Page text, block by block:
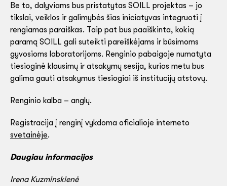
Be to, dalyviams bus pristatytas SOILL projektas – jo
tikslai, veiklos ir galimybės šias iniciatyvas integruoti į
rengiamas paraiškas. Taip pat bus paaiškinta, kokią
paramą SOILL gali suteikti pareiškėjams ir būsimoms
gyvosioms laboratorijoms. Renginio pabaigoje numatyta
tiesioginė klausimų ir atsakymų sesija, kurios metu bus
galima gauti atsakymus tiesiogiai iš institucijų atstovų.
Renginio kalba – anglų.
Registracija į renginį vykdoma oficialioje interneto
svetainėje.
Daugiau informacijos
Irena Kuzminskienė